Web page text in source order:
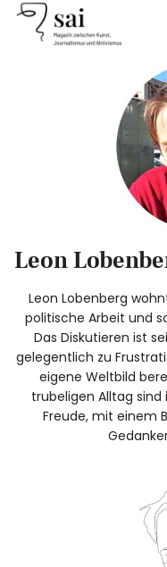
sai
Antirassismus
Kunst&Literatur
Generation XYZ
Über uns
Leon
Leon Lobenberg
politische Arbeit und
Das Diskutieren ist
gelegentlich zu
eigene Weltbild
trubeligen Alltag
Freude, mit einem